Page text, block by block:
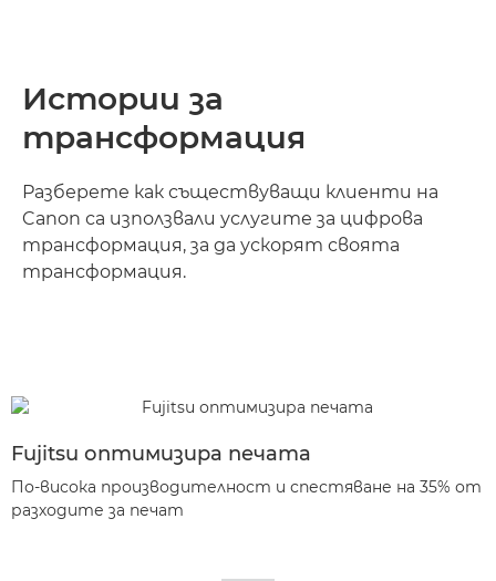
Истории за
трансформация
Разберете как съществуващи клиенти на
Canon са използвали услугите за цифрова
трансформация, за да ускорят своята
трансформация.
Fujitsu оптимизира печата
По-висока производителност и спестяване на 35% от
разходите за печат